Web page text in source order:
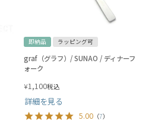
即納品 ラッピング可
graf（グラフ）/ SUNAO / ディナーフ
ォーク
¥1,100税込
詳細を見る
5.00 （7）